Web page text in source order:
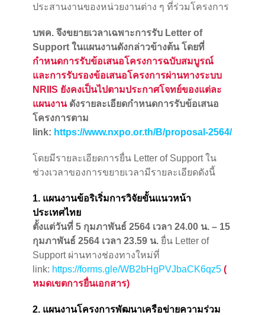
ประสานงานของหน่วยงานต่าง ๆ ที่ร่วมโครงการ
บพค. จึงขยายเวลาเฉพาะการรับ Letter of
Support ในแผนงานดังกล่าวข้างต้น โดยที่
กำหนดการรับข้อเสนอโครงการฉบับสมบูรณ์
และการรับรองข้อเสนอโครงการผ่านทางระบบ
NRIIS ยังคงเป็นไปตามประกาศโจทย์ของแต่ละ
แผนงานดังรายละเอียดกำหนดการรับข้อเสนอ
โครงการตาม
link: https://www.nxpo.or.th/B/proposal-2564/
โดยมีรายละเอียดการยื่น Letter of Support ใน
ช่วงเวลาของการขยายเวลามีรายละเอียดดังนี้
1. แผนงานข้อริเริ่มการวิจัยขั้นแนวหน้า
ประเทศไทย
ตั้งแต่วันที่ 5 กุมภาพันธ์ 2564 เวลา 24.00 น. – 15
กุมภาพันธ์ 2564 เวลา 23.59 น. ยื่น Letter of
Support ผ่านทางช่องทางใหม่ที่
link: https://forms.gle/WB2bHgPVJbaCK6qz5 (
หมดเขตการยื่นเอกสาร)
2. แผนงานโครงการพัฒนาเครือข่ายความร่วม